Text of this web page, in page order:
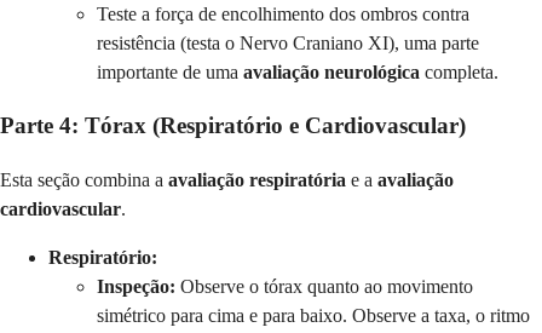
Teste a força de encolhimento dos ombros contra
resistência (testa o Nervo Craniano XI), uma parte
importante de uma avaliação neurológica completa.
Parte 4: Tórax (Respiratório e Cardiovascular)
Esta seção combina a avaliação respiratória e a avaliação
cardiovascular.
Respiratório:
Inspeção: Observe o tórax quanto ao movimento
simétrico para cima e para baixo. Observe a taxa, o ritmo